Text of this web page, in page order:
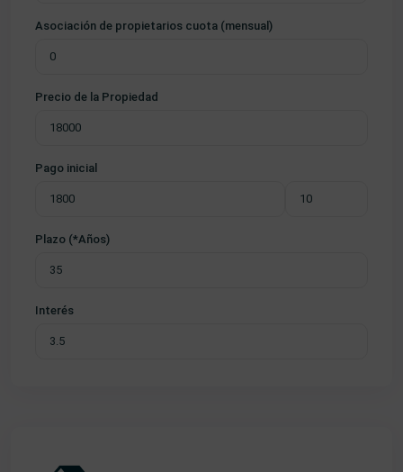
Asociación de propietarios cuota (mensual)
Precio de la Propiedad
Pago inicial
Plazo (*Años)
Interés